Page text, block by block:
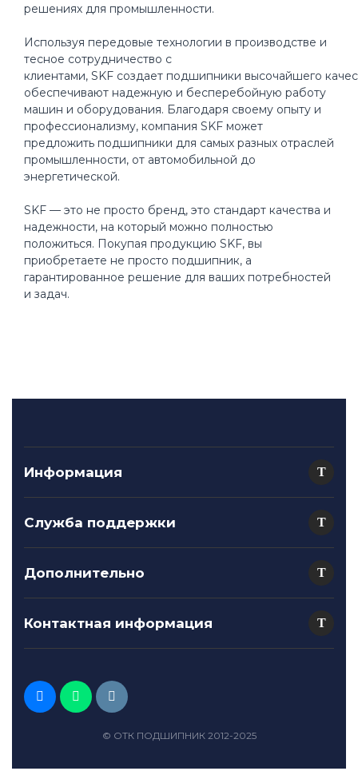
решениях для промышленности.
Используя передовые технологии в производстве и
тесное сотрудничество с
клиентами, SKF создает подшипники высочайшего
обеспечивают надежную и бесперебойную работу
машин и оборудования. Благодаря своему опыту и
профессионализму, компания SKF может
предложить подшипники для самых разных отраслей
промышленности, от автомобильной до
энергетической.
SKF — это не просто бренд, это стандарт качества и
надежности, на который можно полностью
положиться. Покупая продукцию SKF, вы
приобретаете не просто подшипник, а
гарантированное решение для ваших потребностей
и задач.
Информация
Служба поддержки
Дополнительно
Контактная информация
© ОТК ПОДШИПНИК 2012-2025